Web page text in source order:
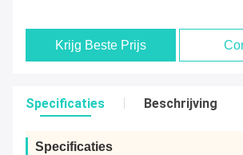
Krijg Beste Prijs
Specificaties Beschrijving
Specificaties